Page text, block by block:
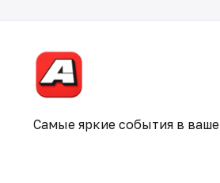
Самые яркие события в